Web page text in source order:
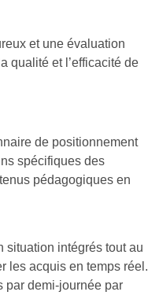
et une évaluation
qualité et l’efficacité de
de positionnement
spécifiques des
pédagogiques en
situation intégrés tout au
les acquis en temps réel.
par demi-journée par